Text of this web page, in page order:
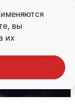
вы
их